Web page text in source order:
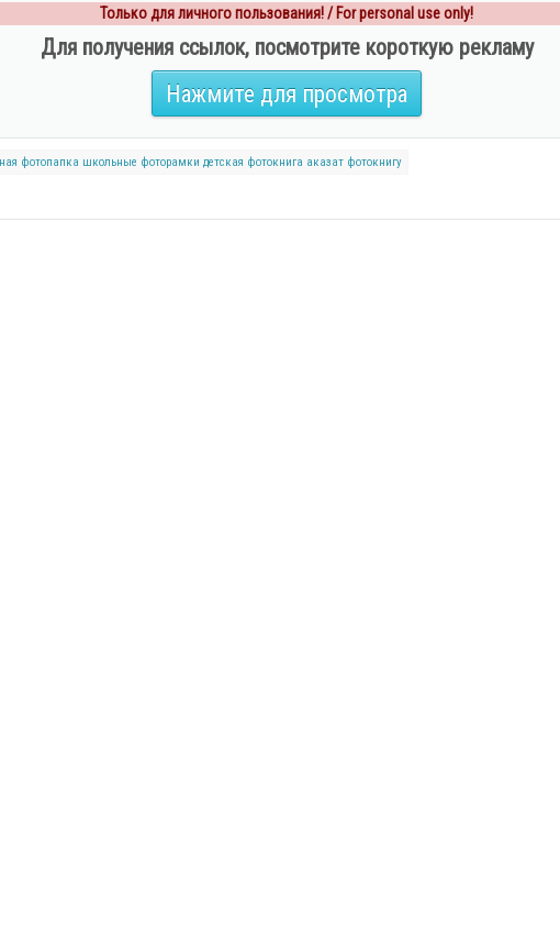
Только для личного пользования! / For personal use only!
Для получения ссылок, посмотрите короткую рекламу
Нажмите для просмотра
фотопапка школьные фоторамки детская фотокнига аказат фотокнигу